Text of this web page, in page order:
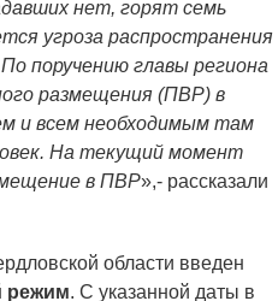
нет, горят семь
угроза распространения
поручению главы региона
размещения (ПВР) в
и всем необходимым там
На текущий момент
в ПВР»,- рассказали
области введен
режим. С указанной даты в